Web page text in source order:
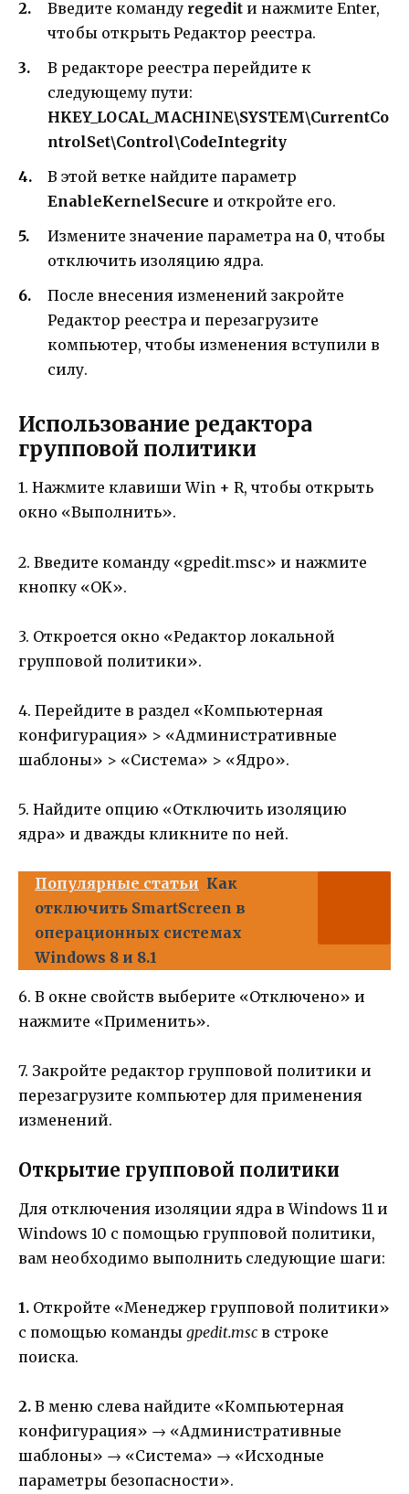
Введите команду regedit и нажмите Enter,
чтобы открыть Редактор реестра.
В редакторе реестра перейдите к
следующему пути:
HKEY_LOCAL_MACHINE\SYSTEM\CurrentCo
ntrolSet\Control\CodeIntegrity
В этой ветке найдите параметр
EnableKernelSecure и откройте его.
Измените значение параметра на 0, чтобы
отключить изоляцию ядра.
После внесения изменений закройте
Редактор реестра и перезагрузите
компьютер, чтобы изменения вступили в
силу.
Использование редактора
групповой политики
1. Нажмите клавиши Win + R, чтобы открыть
окно «Выполнить».
2. Введите команду «gpedit.msc» и нажмите
кнопку «OK».
3. Откроется окно «Редактор локальной
групповой политики».
4. Перейдите в раздел «Компьютерная
конфигурация» > «Административные
шаблоны» > «Система» > «Ядро».
5. Найдите опцию «Отключить изоляцию
ядра» и дважды кликните по ней.
Популярные статьи Как
отключить SmartScreen в
операционных системах
Windows 8 и 8.1
6. В окне свойств выберите «Отключено» и
нажмите «Применить».
7. Закройте редактор групповой политики и
перезагрузите компьютер для применения
изменений.
Открытие групповой политики
Для отключения изоляции ядра в Windows 11 и
Windows 10 с помощью групповой политики,
вам необходимо выполнить следующие шаги:
1. Откройте «Менеджер групповой политики»
с помощью команды gpedit.msc в строке
поиска.
2. В меню слева найдите «Компьютерная
конфигурация» → «Административные
шаблоны» → «Система» → «Исходные
параметры безопасности».